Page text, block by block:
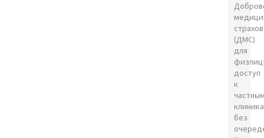
(ДМС)
для
физлиц:
доступ
к
без